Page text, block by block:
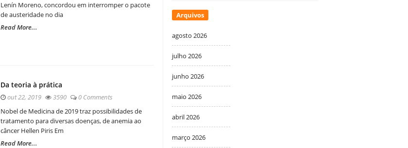
Lenín Moreno, concordou em interromper o pacote
de austeridade no dia
Read More...
Da teoria à prática
out 22, 2019 3590
0 Comments
Nobel de Medicina de 2019 traz possibilidades de
tratamento para diversas doenças, de anemia ao
câncer Hellen Piris Em
Read More...
Arquivos
agosto 2026
julho 2026
junho 2026
maio 2026
abril 2026
março 2026